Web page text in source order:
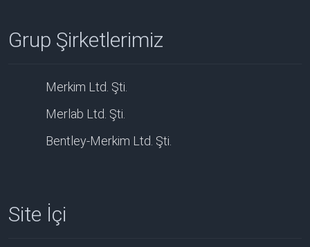
Grup Şirketlerimiz
Merkim Ltd. Şti.
Merlab Ltd. Şti.
Bentley-Merkim Ltd. Şti.
Site İçi